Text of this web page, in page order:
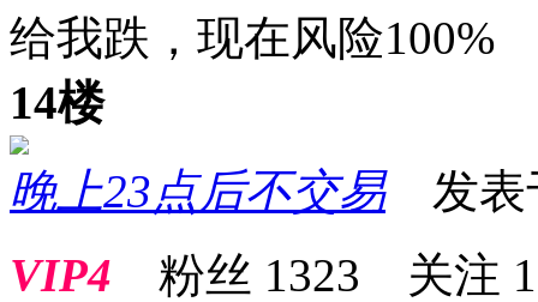
给我跌，现在风险100%
14楼
晚上23点后不交易发表
VIP4 粉丝 1323 关注